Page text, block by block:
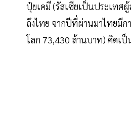
ปุ๋ยเคมี (รัสเซียเป็นประเทศ
ถึงไทย จากปีที่ผ่านมาไทยมีก
โลก 73,430 ล้านบาท) คิดเ